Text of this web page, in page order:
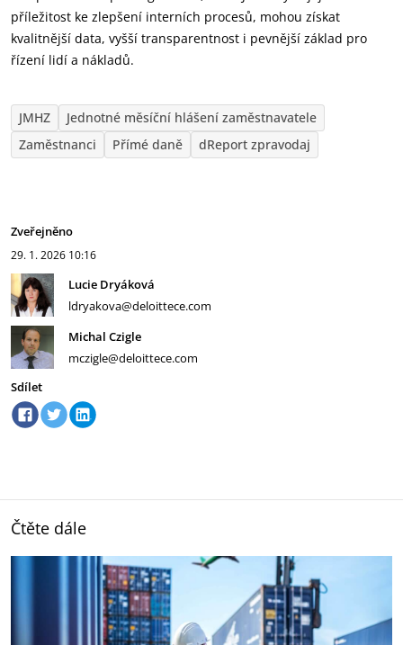
příležitost ke zlepšení interních procesů, mohou získat
kvalitnější data, vyšší transparentnost i pevnější základ pro
řízení lidí a nákladů.
JMHZ
Jednotné měsíční hlášení zaměstnavatele
Zaměstnanci
Přímé daně dReport zpravodaj
Zveřejněno
29. 1. 2026 10:16
Lucie Dryáková
ldryakova@deloittece.com
Michal Czigle
mczigle@deloittece.com
Sdílet
Čtěte dále